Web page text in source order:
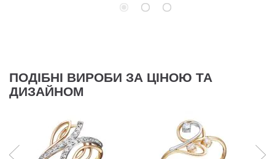
ПОДІБНІ ВИРОБИ ЗА ЦІНОЮ ТА
ДИЗАЙНОМ